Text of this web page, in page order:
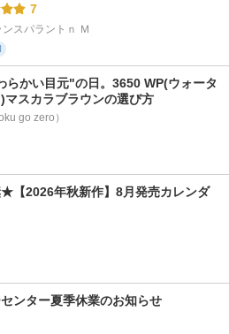
7
スパラントｎ Ｍ
らかい目元"の日。3650 WP(ウォータ
マスカラブラウンの選び方
go zero）
【2026年秋新作】8月発売カレンダ
ンター夏季休業のお知らせ